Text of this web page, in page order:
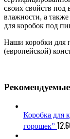
своих свойств под
влажности, а
для коробок под
Наши коробки для
(европейской)
Коробка для
горошек”